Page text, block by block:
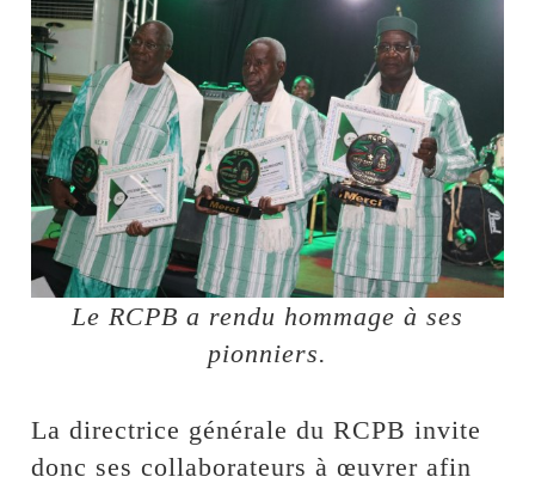
Le RCPB a rendu hommage à ses
pionniers.
La directrice générale du RCPB invite
donc ses collaborateurs à œuvrer afin